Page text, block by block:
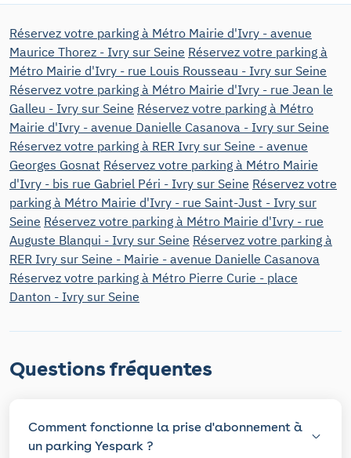
Réservez votre parking à Métro Mairie d'Ivry - avenue
Maurice Thorez - Ivry sur Seine Réservez votre parking à
Métro Mairie d'Ivry - rue Louis Rousseau - Ivry sur Seine
Réservez votre parking à Métro Mairie d'Ivry - rue Jean le
Galleu - Ivry sur Seine Réservez votre parking à Métro
Mairie d'Ivry - avenue Danielle Casanova - Ivry sur Seine
Réservez votre parking à RER Ivry sur Seine - avenue
Georges Gosnat Réservez votre parking à Métro Mairie
d'Ivry - bis rue Gabriel Péri - Ivry sur Seine Réservez votre
parking à Métro Mairie d'Ivry - rue Saint-Just - Ivry sur
Seine Réservez votre parking à Métro Mairie d'Ivry - rue
Auguste Blanqui - Ivry sur Seine Réservez votre parking à
RER Ivry sur Seine - Mairie - avenue Danielle Casanova
Réservez votre parking à Métro Pierre Curie - place
Danton - Ivry sur Seine
Questions fréquentes
Comment fonctionne la prise d'abonnement à
un parking Yespark ?